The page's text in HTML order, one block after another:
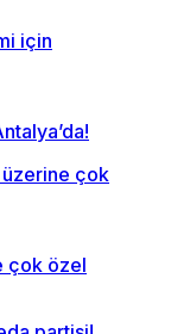
çok özel